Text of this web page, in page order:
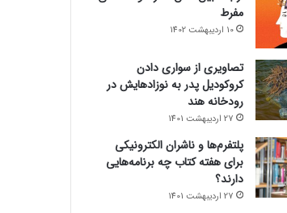
مفرط
10 اردیبهشت 1402
تصاویری از سواری دادن
کروکودیل پدر به نوزادهایش در
رودخانه هند
27 اردیبهشت 1401
پلتفرم‌ها و ناشران الکترونیکی
برای هفته کتاب چه برنامه‌هایی
دارند؟
27 اردیبهشت 1401